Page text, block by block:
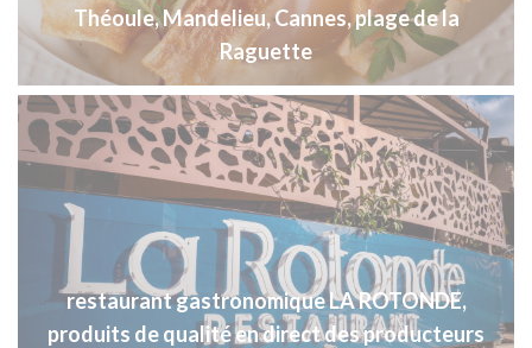
Théoule, Mandelieu, Cannes, plage de la
Raguette
restaurant gastronomique LA ROTONDE,
produits de qualité en direct des producteurs